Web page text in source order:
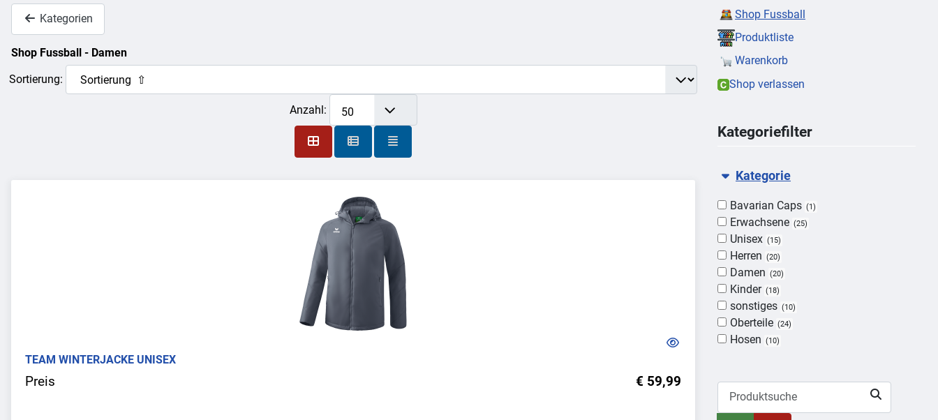
Kategorien
Shop Fussball - Damen
Sortierung:
Anzahl: 50
TEAM WINTERJACKE UNISEX
Preis € 59,99
Shop Fussball
Produktliste
Warenkorb
Shop verlassen
Kategoriefilter
Kategorie
Bavarian Caps 1
Erwachsene 25
Unisex 15
Herren 20
Damen 20
Kinder 18
sonstiges 10
Oberteile 24
Hosen 10